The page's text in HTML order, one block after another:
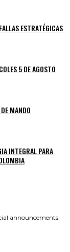
ESTRATÉGICAS
5 DE AGOSTO
MANDO
INTEGRAL PARA
announcements.